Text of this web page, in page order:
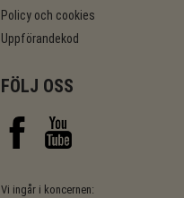
Policy och cookies
Uppförandekod
FÖLJ OSS
Vi ingår i koncernen: